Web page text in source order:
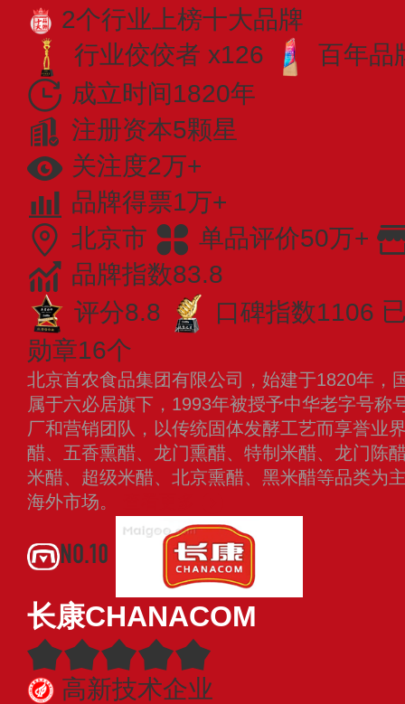
2个行业上榜十大品牌
行业佼佼者 x126
百年品
成立时间1820年
注册资本5颗星
关注度2万+
品牌得票1万+
北京市
单品评价50万+
品牌指数83.8
评分8.8
口碑指数1106
勋章16个
北京首农食品集团有限公司，始建于1820年，
属于六必居旗下，1993年被授予中华老字号称
厂和营销团队，以传统固体发酵工艺而享誉业
醋、五香熏醋、龙门熏醋、特制米醋、龙门陈
米醋、超级米醋、北京熏醋、黑米醋等品类为
海外市场。
NO.10
长康CHANACOM
高新技术企业